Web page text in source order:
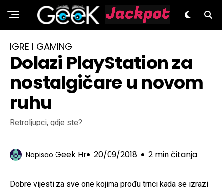
GeeK.hr
IGRE I GAMING
Dolazi PlayStation za
nostalgičare u novom
ruhu
Retroljupci, gdje ste?
Napisao Geek Hr 20/09/2018 2 min čitanja
Dobre vijesti za sve one kojima prođu trnci kada se izrazi